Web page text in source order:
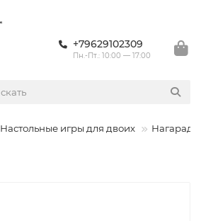
+79629102309
Пн.-Пт.: 10:00 — 17:00
Настольные игры для двоих